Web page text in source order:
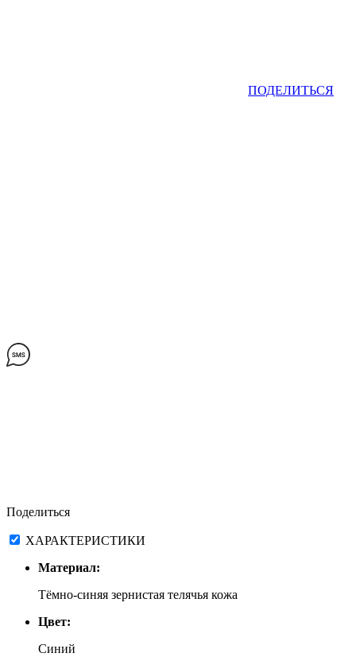
ПОДЕЛИТЬСЯ
Поделиться
ХАРАКТЕРИСТИКИ
Материал:
Тёмно-синяя зернистая телячья кожа
Цвет:
Синий